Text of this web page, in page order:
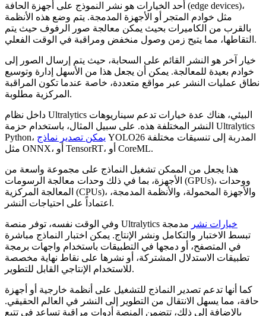
أحد الخيارات هو نشر النموذج على أجهزة الحافة (edge devices)،
مثل خوادم المتجر أو الأجهزة المدمجة. يتم وضع هذه الأنظمة
بالقرب من الكاميرات بحيث يمكن معالجة صور الرفوف حيث يتم
التقاطها، مما يتيح زمن وصول منخفض ومراقبة في الوقت الفعلي.
خيار آخر هو النشر القائم على السحابة، حيث يتم إرسال الصور إلى
خوادم بعيدة للمعالجة. يمكن أن يجعل هذا من الأسهل إدارة وتوسيع
نطاق عمليات النشر عبر مواقع متعددة، خاصة عندما تكون المراقبة
المركزية مطلوبة.
داخل نظام Ultralytics البيئي، هناك عدة خيارات تدعم سيناريوهات
النشر المختلفة هذه. على سبيل المثال، باستخدام حزمة Ultralytics
Python، يمكن تصدير نماذج YOLO26 المدربة إلى تنسيقات مختلفة
مثل ONNX، أو TensorRT، أو CoreML.
هذا يجعل من الممكن تشغيل النماذج على مجموعة واسعة من
الأجهزة، بما في ذلك وحدات معالجة الرسومات (GPUs)، ووحدات
المعالجة المركزية (CPUs)، والأجهزة المحمولة، والأنظمة المدمجة،
اعتماداً على احتياجات النشر.
وفي الوقت نفسه، توفر منصة Ultralytics خيارات نشر مدمجة
تبسط الاختبار والتكامل ونشر الإنتاج. يمكن اختبار النماذج مباشرة
في المتصفح، أو دمجها في التطبيقات باستخدام واجهات برمجة
تطبيقات الاستدلال المشتركة، أو نشرها على نقاط نهاية مخصصة
للاستخدام الإنتاجي القابل للتطوير.
كما أنها تدعم تصدير النماذج للتشغيل على أنظمة خارجية أو أجهزة
حافة، مما يسهل الانتقال من التطوير إلى النشر في العالم الحقيقي.
بالإضافة إلى ذلك، تتضمن المنصة أدوات مراقبة تساعد في تتبع